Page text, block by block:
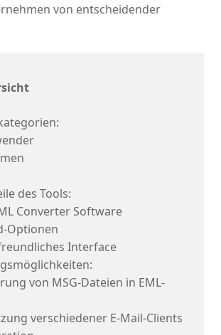
von entscheidender
des Tools:
Converter Software
Optionen
Interface
von MSG-Dateien in EML-
verschiedener E-Mail-Clients